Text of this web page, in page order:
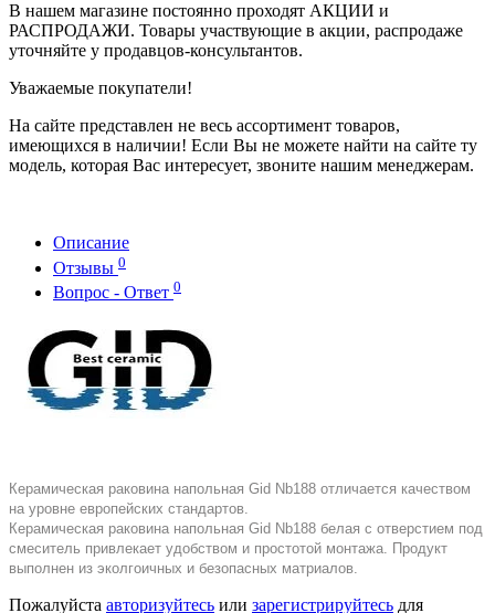
В нашем магазине постоянно проходят АКЦИИ и
РАСПРОДАЖИ. Товары участвующие в акции, распродаже
уточняйте у продавцов-консультантов.
Уважаемые покупатели!
На сайте представлен не весь ассортимент товаров,
имеющихся в наличии! Если Вы не можете найти на сайте ту
модель, которая Вас интересует, звоните нашим менеджерам.
Описание
Отзывы 0
Вопрос - Ответ 0
Керамическая раковина напольная Gid Nb188 отличается качеством
на уровне европейских стандартов.
Керамическая раковина напольная Gid Nb188 белая с отверстием под
смеситель привлекает удобством и простотой монтажа. Продукт
выполнен из эколгоичных и безопасных матриалов.
Пожалуйста авторизуйтесь или зарегистрируйтесь для